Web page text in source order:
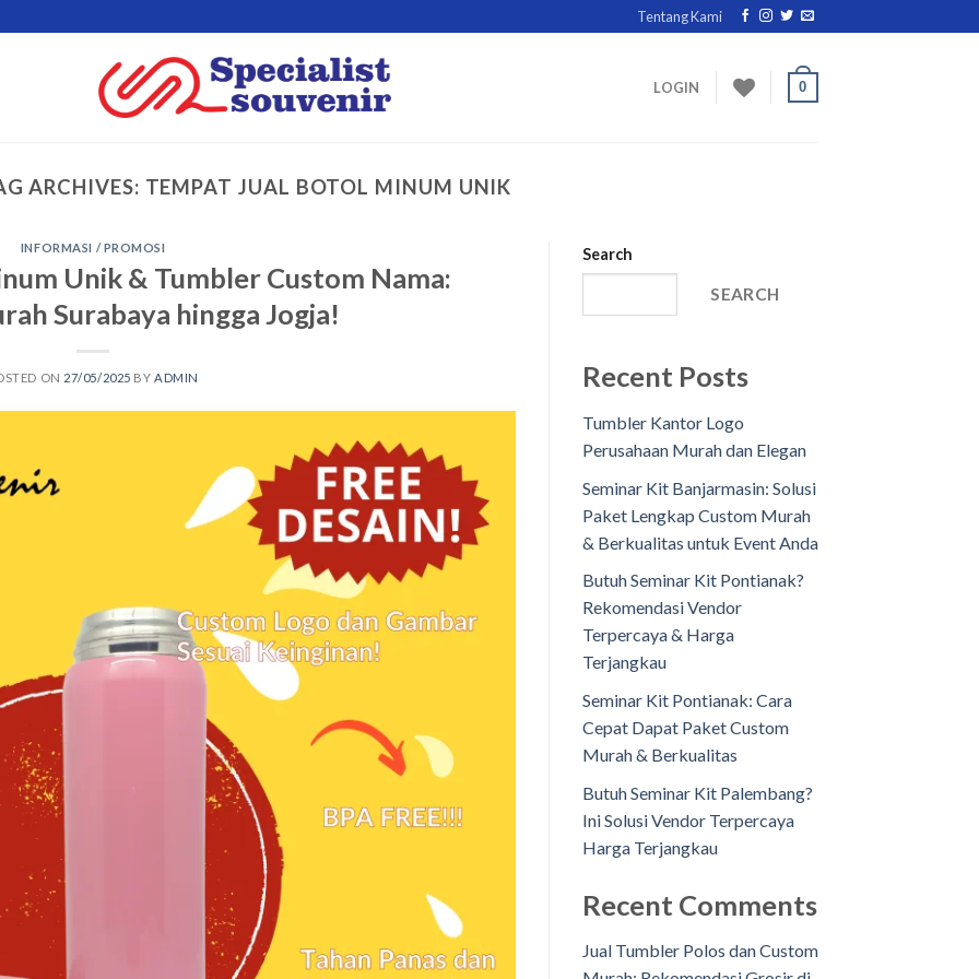
Tentang Kami
LOGIN 0
ARCHIVES: TEMPAT JUAL BOTOL MINUM UNIK
INFORMASI / PROMOSI
Unik & Tumbler Custom Nama:
Surabaya hingga Jogja!
ON 27/05/2025 BYADMIN
Search
SEARCH
Recent Posts
Tumbler Kantor Logo
Perusahaan Murah dan Elegan
Seminar Kit Banjarmasin: Solusi
Paket Lengkap Custom Murah
& Berkualitas untuk Event Anda
Butuh Seminar Kit Pontianak?
Rekomendasi Vendor
Terpercaya & Harga
Terjangkau
Seminar Kit Pontianak: Cara
Cepat Dapat Paket Custom
Murah & Berkualitas
Butuh Seminar Kit Palembang?
Ini Solusi Vendor Terpercaya
Harga Terjangkau
Recent Comments
Jual Tumbler Polos dan Custom